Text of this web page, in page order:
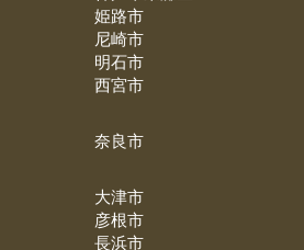
姫路市
尼崎市
明石市
西宮市
奈良市
大津市
彦根市
長浜市